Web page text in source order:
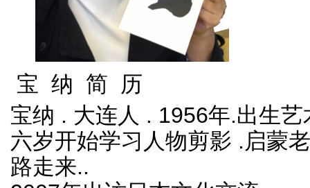
宝 纳 简 历
宝纳 . 大连人 . 1956年.出生艺
六岁开始学习人物剪影 .启蒙
路走来..